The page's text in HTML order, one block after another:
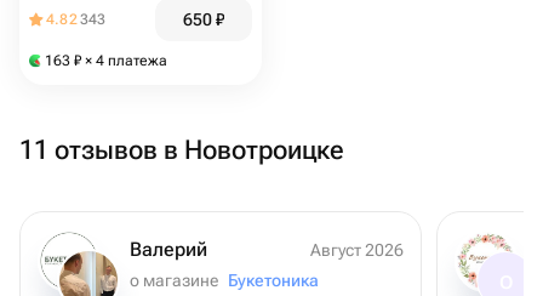
4.82343 650₽
163 ₽ × 4 платежа
11 отзывов в Новотроицке
Валерий
Август 2026
о магазине Букетоника